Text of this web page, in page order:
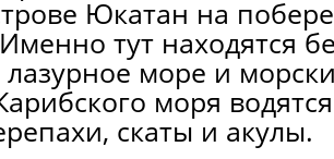
Юкатан на
тут находятся
море и
моря
скаты и акулы.